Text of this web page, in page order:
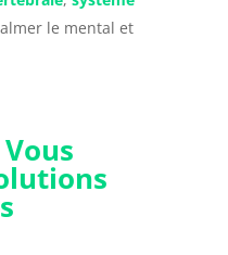
le mental et